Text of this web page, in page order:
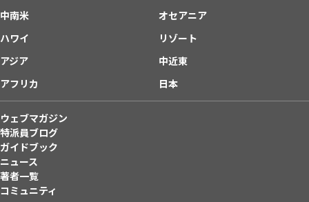
中南米
オセアニア
ハワイ
リゾート
アジア
中近東
アフリカ
日本
ウェブマガジン
特派員ブログ
ガイドブック
ニュース
著者一覧
コミュニティ